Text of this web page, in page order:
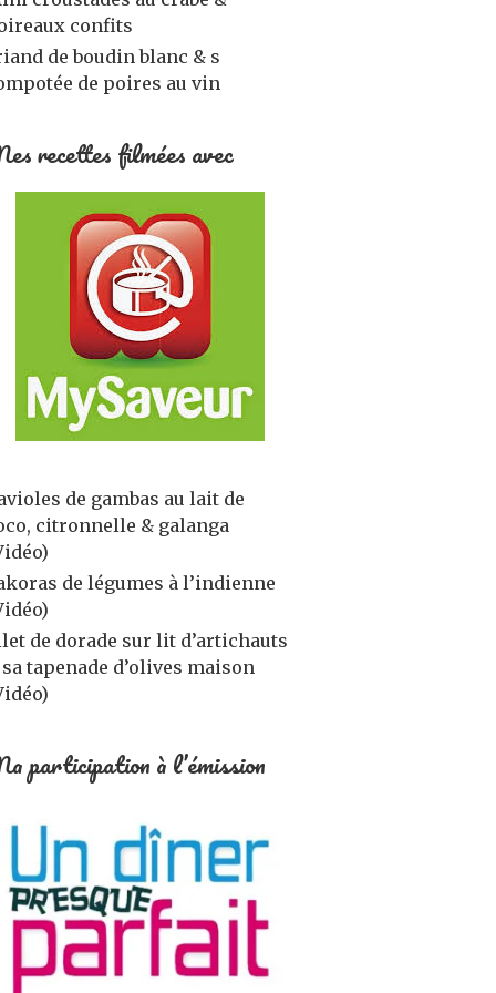
confits
de boudin blanc & s
de poires au vin
recettes filmées avec
de gambas au lait de
citronnelle & galanga
de légumes à l’indienne
de dorade sur lit d’artichauts
sa tapenade d’olives maison
participation à l’émission